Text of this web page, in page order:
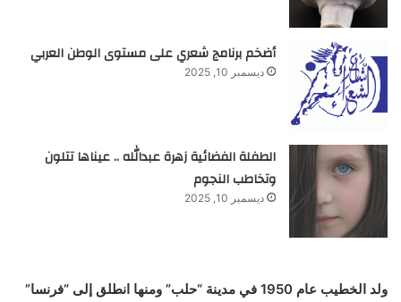
أضخم برنامج شعري على مستوى الوطن العربي
ديسمبر 10, 2025
الطفلة الفضائية زهرة عبدالله .. عيناها تتلون
وتخاطب النجوم
ديسمبر 10, 2025
ولد الخطيب عام
1950 في مدينة “حلب” ومنها انطلق إلى “فرنسا”